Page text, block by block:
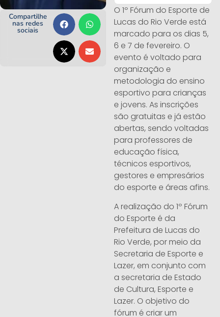
Compartilhe
nas redes
sociais
O 1º Fórum do Esporte de
Lucas do Rio Verde está
marcado para os dias 5,
6 e 7 de fevereiro. O
evento é voltado para
organização e
metodologia do ensino
esportivo para crianças
e jovens. As inscrições
são gratuitas e já estão
abertas, sendo voltadas
para professores de
educação física,
técnicos esportivos,
gestores e empresários
do esporte e áreas afins.
A realização do 1º Fórum
do Esporte é da
Prefeitura de Lucas do
Rio Verde, por meio da
Secretaria de Esporte e
Lazer, em conjunto com
a secretaria de Estado
de Cultura, Esporte e
Lazer. O objetivo do
fórum é criar um